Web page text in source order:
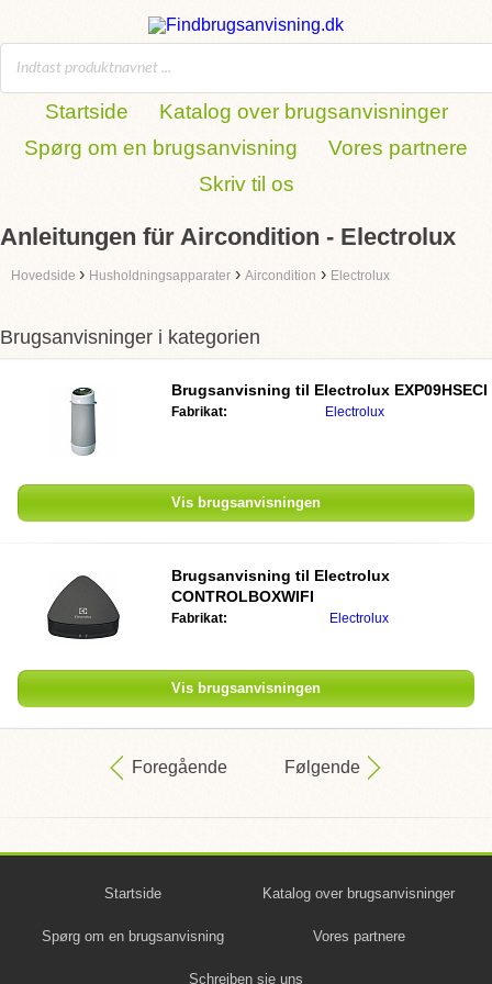
Startside
Katalog over brugsanvisninger
Spørg om en brugsanvisning
Vores partnere
Skriv til os
Anleitungen für Aircondition - Electrolux
Hovedside › Husholdningsapparater › Aircondition › Electrolux
Brugsanvisninger i kategorien
Brugsanvisning til Electrolux EXP09HSECI
Fabrikat: Electrolux
Vis brugsanvisningen
Brugsanvisning til Electrolux
CONTROLBOXWIFI
Fabrikat: Electrolux
Vis brugsanvisningen
Foregående Følgende
Startside Katalog over brugsanvisninger
Spørg om en brugsanvisning Vores partnere
Schreiben sie uns